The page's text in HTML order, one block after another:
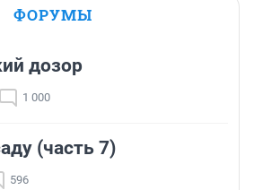
ФОРУМЫ
дозор
1 000
(часть 7)
596